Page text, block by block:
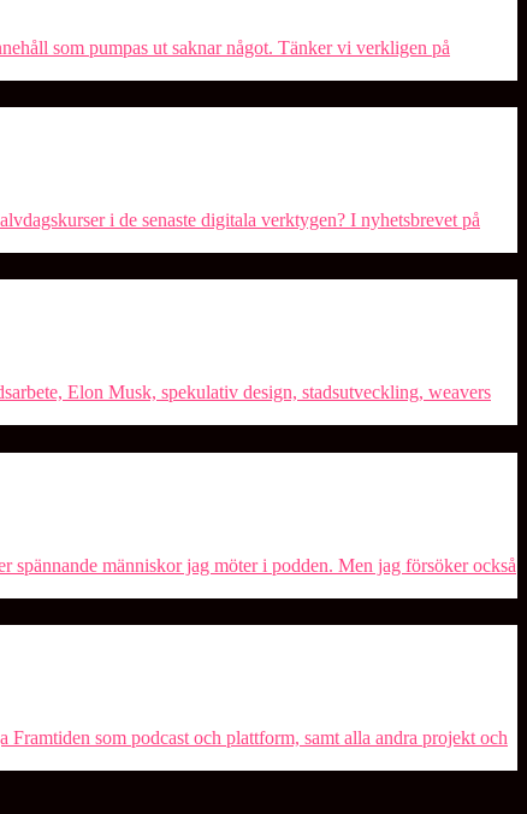
som pumpas ut saknar något. Tänker vi verkligen på
i de senaste digitala verktygen? I nyhetsbrevet på
Elon Musk, spekulativ design, stadsutveckling, weavers
spännande människor jag möter i podden. Men jag försöker också
som podcast och plattform, samt alla andra projekt och